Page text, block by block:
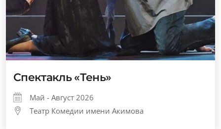
Спектакль «Тень»
Май - Август 2026
Театр Комедии имени Акимова